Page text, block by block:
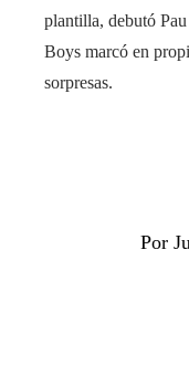
plantilla, debutó
Boys marcó en
sorpresas.
Por